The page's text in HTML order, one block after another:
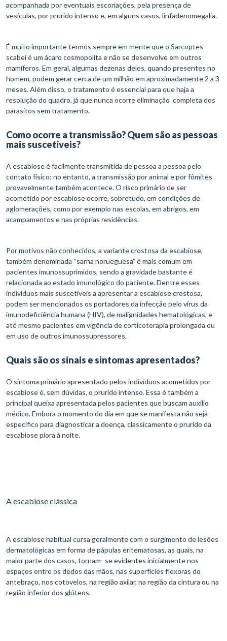
acompanhada por eventuais escoriações, pela presença de
vesículas, por prurido intenso e, em alguns casos, linfadenomegalia.
É muito importante termos sempre em mente que o Sarcoptes
scabei é um ácaro cosmopolita e não se desenvolve em outros
mamíferos. Em geral, algumas dezenas deles, quando presentes no
homem, podem gerar cerca de um milhão em aproximadamente 2 a 3
meses. Além disso, o tratamento é essencial para que haja a
resolução do quadro, já que nunca ocorre eliminação completa dos
parasitos sem tratamento.
Como ocorre a transmissão? Quem são as pessoas
mais suscetíveis?
A escabiose é facilmente transmitida de pessoa a pessoa pelo
contato físico; no entanto, a transmissão por animal e por fômites
provavelmente também acontece. O risco primário de ser
acometido por escabiose ocorre, sobretudo, em condições de
aglomerações, como por exemplo nas escolas, em abrigos, em
acampamentos e nas próprias residências.
Por motivos não conhecidos, a variante crostosa da escabiose,
também denominada “sarna norueguesa” é mais comum em
pacientes imunossuprimidos, sendo a gravidade bastante é
relacionada ao estado imunológico do paciente. Dentre esses
indivíduos mais suscetíveis a apresentar a escabiose crostosa,
podem ser mencionados os portadores da infecção pelo vírus da
imunodeficiência humana (HIV), de malignidades hematológicas, e
até mesmo pacientes em vigência de corticoterapia prolongada ou
em uso de outros imunossupressores.
Quais são os sinais e sintomas apresentados?
O sintoma primário apresentado pelos indivíduos acometidos por
escabiose é, sem dúvidas, o prurido intenso. Essa é também a
principal queixa apresentada pelos pacientes que buscam auxílio
médico. Embora o momento do dia em que se manifesta não seja
específico para diagnosticar a doença, classicamente o prurido da
escabiose piora à noite.
A escabiose clássica
A escabiose habitual cursa geralmente com o surgimento de lesões
dermatológicas em forma de pápulas eritematosas, as quais, na
maior parte dos casos, tornam- se evidentes inicialmente nos
espaços entre os dedos das mãos, nas superfícies flexoras do
antebraço, nos cotovelos, na região axilar, na região da cintura ou na
região inferior dos glúteos.